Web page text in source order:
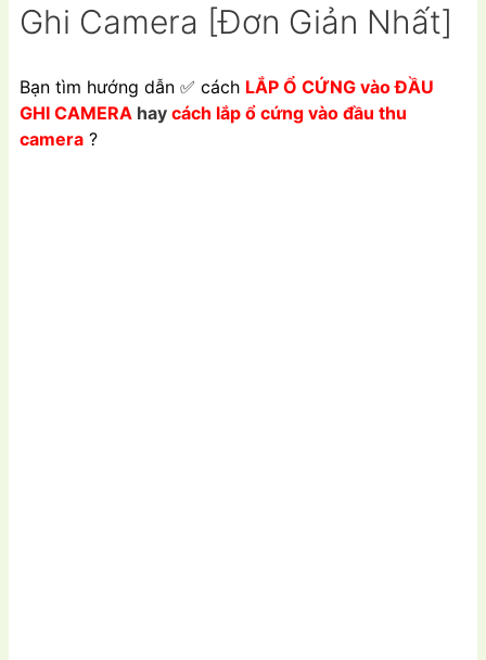
Ghi Camera [Đơn Giản Nhất]
Bạn tìm hướng dẫn ✅ cách LẮP Ổ CỨNG vào ĐẦU
GHI CAMERA hay cách lắp ổ cứng vào đầu thu
camera ?